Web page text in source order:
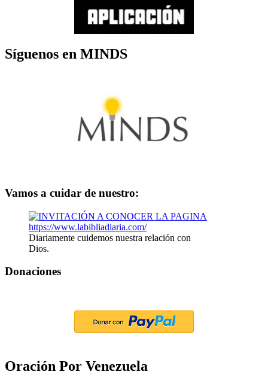
Síguenos en MINDS
Vamos a cuidar de nuestro:
Diariamente cuidemos nuestra relación con
Dios.
Donaciones
Oración Por Venezuela